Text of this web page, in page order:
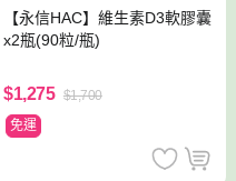
【永信HAC】維生素D3軟膠囊
x2瓶(90粒/瓶)
$1,275 $1,700
免運